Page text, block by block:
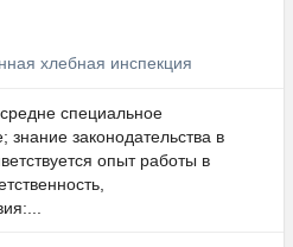
хлебная инспекция
специальное
знание законодательства в
опыт работы в